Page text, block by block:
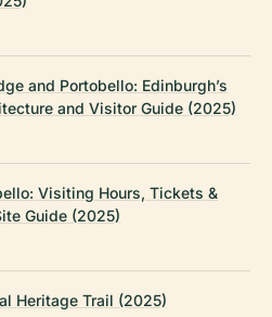
and Portobello: Edinburgh’s
and Visitor Guide (2025)
Visiting Hours, Tickets &
Guide (2025)
Heritage Trail (2025)